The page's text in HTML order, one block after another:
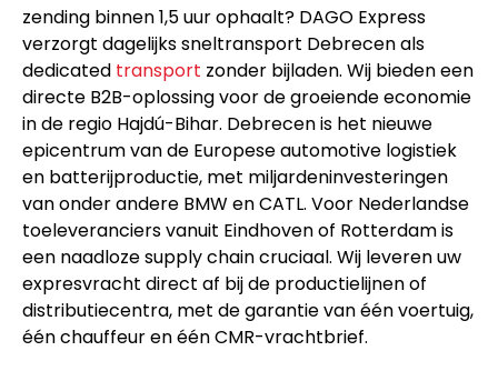
zending binnen 1,5 uur ophaalt? DAGO Express
verzorgt dagelijks sneltransport Debrecen als
dedicated transport zonder bijladen. Wij bieden een
directe B2B-oplossing voor de groeiende economie
in de regio Hajdú-Bihar. Debrecen is het nieuwe
epicentrum van de Europese automotive logistiek
en batterijproductie, met miljardeninvesteringen
van onder andere BMW en CATL. Voor Nederlandse
toeleveranciers vanuit Eindhoven of Rotterdam is
een naadloze supply chain cruciaal. Wij leveren uw
expresvracht direct af bij de productielijnen of
distributiecentra, met de garantie van één voertuig,
één chauffeur en één CMR-vrachtbrief.